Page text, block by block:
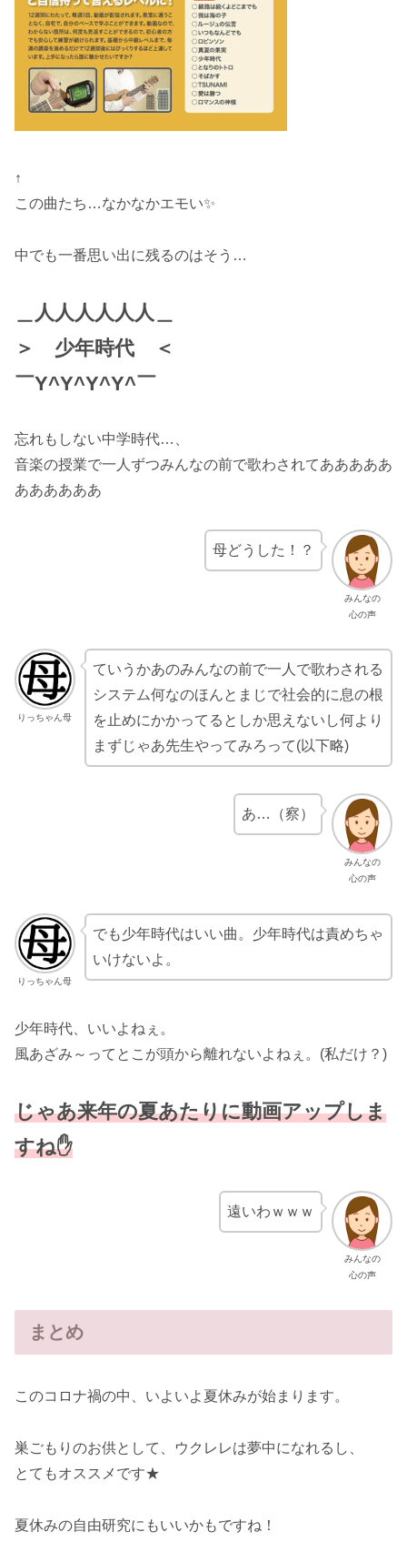
↑
この曲たち…なかなかエモい✨
中でも一番思い出に残るのはそう…
＿人人人人人人＿
＞ 少年時代 ＜
￣Y^Y^Y^Y^￣
忘れもしない中学時代…、
音楽の授業で一人ずつみんなの前で歌わされてあああああ
ああああああ
みんなの
心の声
母どうした！？
りっちゃん母
ていうかあのみんなの前で一人で歌わされる
システム何なのほんとまじで社会的に息の根
を止めにかかってるとしか思えないし何より
まずじゃあ先生やってみろって(以下略)
みんなの
心の声
あ…（察）
りっちゃん母
でも少年時代はいい曲。少年時代は責めちゃ
いけないよ。
少年時代、いいよねぇ。
風あざみ～ってとこが頭から離れないよねぇ。(私だけ？)
じゃあ来年の夏あたりに動画アップしま
すね✋
みんなの
心の声
遠いわｗｗｗ
まとめ
このコロナ禍の中、いよいよ夏休みが始まります。
巣ごもりのお供として、ウクレレは夢中になれるし、
とてもオススメです★
夏休みの自由研究にもいいかもですね！